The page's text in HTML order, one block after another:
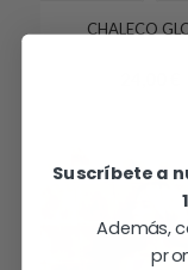
CHALECO
Suscríbete a
Además,